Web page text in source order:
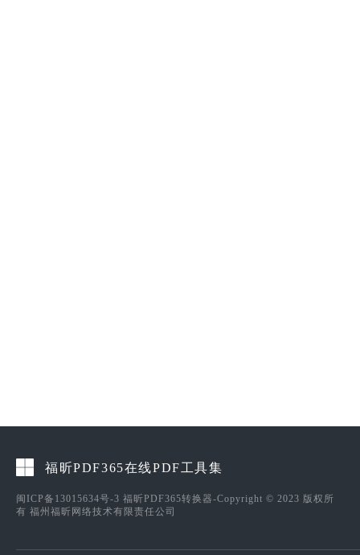
福昕PDF365在线PDF工具集
闽ICP备13015634号-3 福昕PDF365转换器-Copyright © 2023 版权所
有 福州福昕网络技术有限责任公司